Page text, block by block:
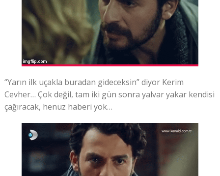
“Yarın ilk uçakla buradan gideceksin” diyor Kerim
Cevher… Çok değil, tam iki gün sonra yalvar yakar kendisi
çağıracak, henüz haberi yok…